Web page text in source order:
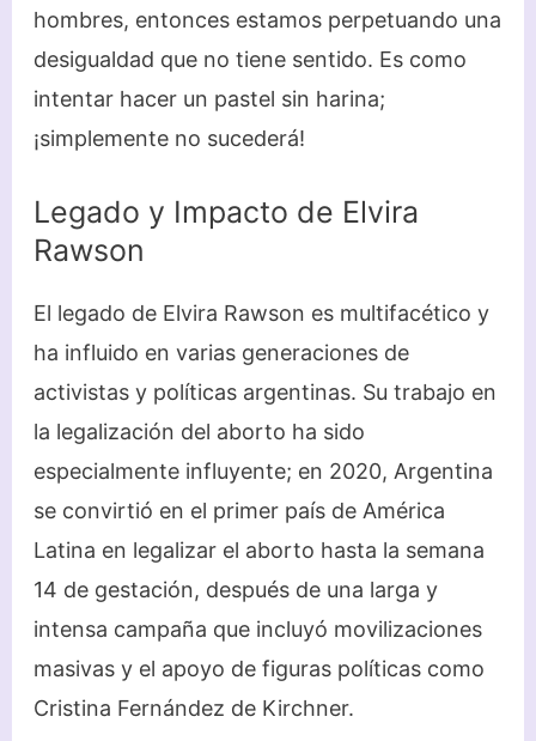
hombres, entonces estamos perpetuando una
desigualdad que no tiene sentido. Es como
intentar hacer un pastel sin harina;
¡simplemente no sucederá!
Legado y Impacto de Elvira
Rawson
El legado de Elvira Rawson es multifacético y
ha influido en varias generaciones de
activistas y políticas argentinas. Su trabajo en
la legalización del aborto ha sido
especialmente influyente; en 2020, Argentina
se convirtió en el primer país de América
Latina en legalizar el aborto hasta la semana
14 de gestación, después de una larga y
intensa campaña que incluyó movilizaciones
masivas y el apoyo de figuras políticas como
Cristina Fernández de Kirchner.